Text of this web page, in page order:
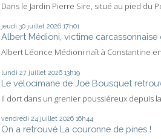
Dans le Jardin Pierre Sire, situé au pied du
jeudi 30 juillet 2026 17h01
Albert Médioni, victime carcassonnaise
Albert Léonce Médioni naît à Constantine
lundi 27 juillet 2026 13h19
Le vélocimane de Joë Bousquet
Il dort dans un grenier poussiéreux depuis
vendredi 24 juillet 2026 16h44
On a retrouvé La couronne de pines !